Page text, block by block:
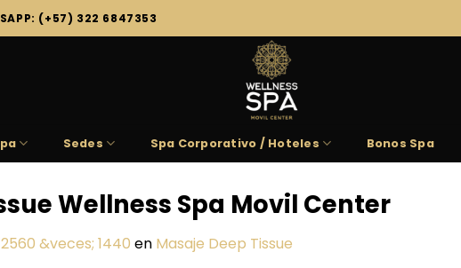
(+57) 322 6847353
Sedes Spa Corporativo / Hoteles Bonos Spa
Wellness Spa Movil Center
2560 &veces; 1440 en Masaje Deep Tissue